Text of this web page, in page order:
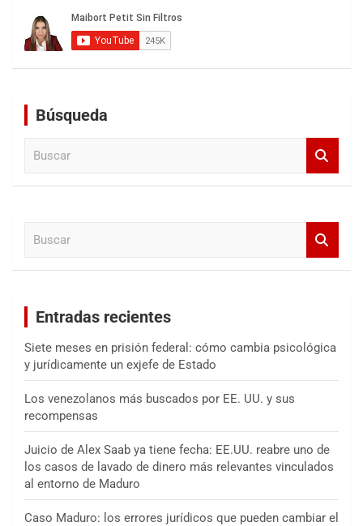
Búsqueda
Entradas recientes
Siete meses en prisión federal: cómo cambia psicológica
y jurídicamente un exjefe de Estado
Los venezolanos más buscados por EE. UU. y sus
recompensas
Juicio de Alex Saab ya tiene fecha: EE.UU. reabre uno de
los casos de lavado de dinero más relevantes vinculados
al entorno de Maduro
Caso Maduro: los errores jurídicos que pueden cambiar el